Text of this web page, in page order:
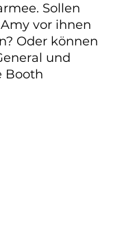
Sollen
vor ihnen
Oder können
und
Booth